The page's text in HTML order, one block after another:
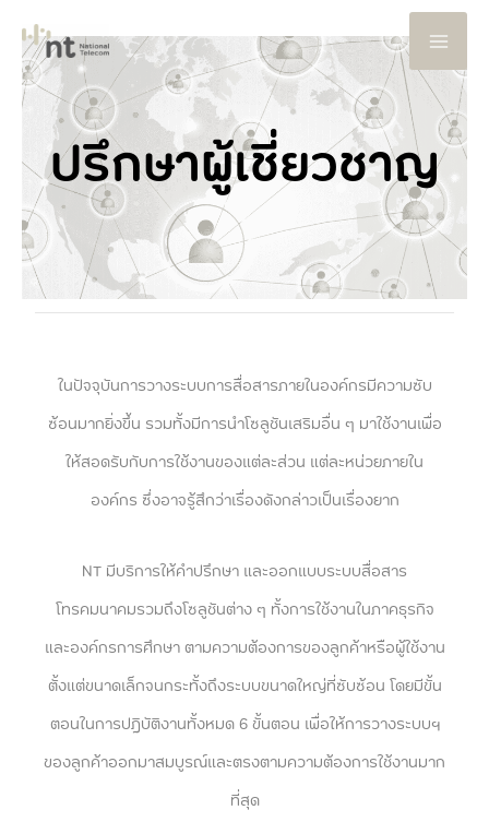
Skip
content
ปรึกษาผู้เชี่ยวชาญ
ในปัจจุบันการวางระบบการสื่อสารภายในองค์กรมีความซับ
ซ้อนมากยิ่งขึ้น รวมทั้งมีการนำโซลูชันเสริมอื่น ๆ มาใช้งานเพื่อ
ให้สอดรับกับการใช้งานของแต่ละส่วน แต่ละหน่วยภายใน
องค์กร ซึ่งอาจรู้สึกว่าเรื่องดังกล่าวเป็นเรื่องยาก
NT มีบริการให้คำปรึกษา และออกแบบระบบสื่อสาร
โทรคมนาคมรวมถึงโซลูชันต่าง ๆ ทั้งการใช้งานในภาคธุรกิจ
และองค์กรการศึกษา ตามความต้องการของลูกค้าหรือผู้ใช้งาน
ตั้งแต่ขนาดเล็กจนกระทั้งถึงระบบขนาดใหญ่ที่ซับซ้อน โดยมีขั้น
ตอนในการปฎิบัติงานทั้งหมด 6 ขั้นตอน เพื่อให้การวางระบบฯ
ของลูกค้าออกมาสมบูรณ์และตรงตามความต้องการใช้งานมาก
ที่สุด